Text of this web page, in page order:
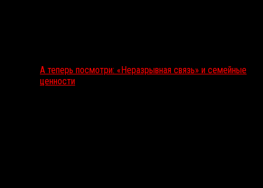
А теперь посмотри: «Неразрывная связь» и семейные
ценности